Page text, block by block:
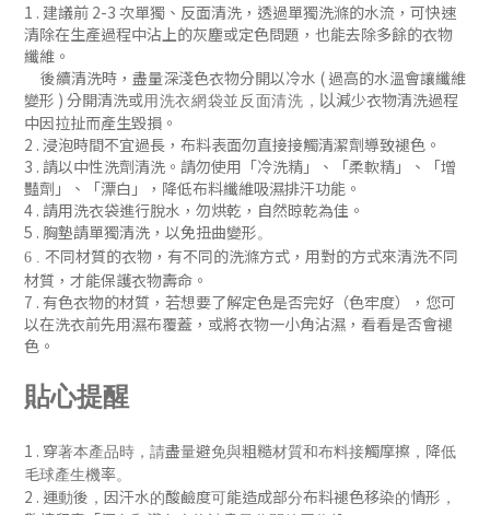
1 . 建議前 2-3 次單獨、反面清洗 ， 透過單獨洗滌的水流，可快速
清除在生產過程中沾上的灰塵或定色問題 ， 也能去除多餘的衣物
纖維。
後續清洗時 ，盡量深淺色衣物分開以冷水 ( 過高的水溫會讓纖維
變形 ) 分開清洗或用洗衣網袋並 反面清洗 ， 以減少衣物清洗過程
中因拉扯而產生毀損。
2 . 浸泡時間不宜過長，布料表面勿直接接觸清潔劑導致褪色。
3 . 請以中性洗劑清洗。請勿使用「冷洗精」、「柔軟精」
、「增
豔劑」
、「漂白」，降低布料纖維吸濕排汗功能 。
4 . 請用洗衣袋進行脫水，勿烘乾，自然晾乾為佳。
5 . 胸墊請單獨清洗，以免扭曲變形。
6 . 不同材質的衣物，有不同的洗滌方式，用對的方式來清洗不同
材質，才能保護衣物壽命。
7 . 有色衣物的材質，若想要了解定色是否完好（色牢度），您可
以在洗衣前先用濕布覆蓋，或將衣物一小角沾濕，看看是否會褪
色 。
貼心提醒
1 . 穿著本產品時，請盡量避免與粗糙材質和布料接觸摩擦，降低
毛球產生機率。
2 . 運動後， 因汗水的酸鹼度可能造成部分布料褪色移染的情形，